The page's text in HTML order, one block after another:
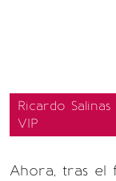
Ricardo
VIP
Ahora, tras el